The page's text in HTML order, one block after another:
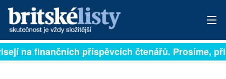
PŘIHLÁSIT
na finančních příspěvcích čtenářů. Prosíme,